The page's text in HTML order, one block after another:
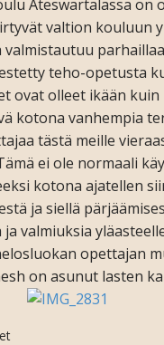
Ateswartalassa
valtion kouluun
teho-opetusta
ovat olleet ikään kuin
kotona vanhempia
tästä meille
ei ole normaali
kotona ajatellen
ja siellä
valmiuksia
opettajan
on asunut lasten